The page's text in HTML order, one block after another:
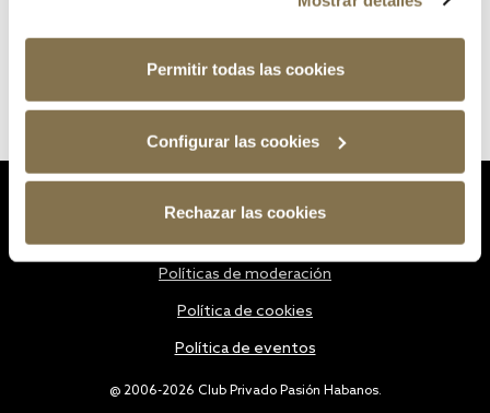
Permitir todas las cookies
Configurar las cookies
Rechazar las cookies
@ 2006-2026 Club Privado Pasión Habanos.
Políticas de moderación
Política de cookies
Política de eventos